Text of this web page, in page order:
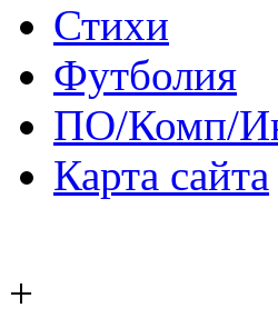
Стихи
Футболия
ПО/Комп/
Карта сайта
+